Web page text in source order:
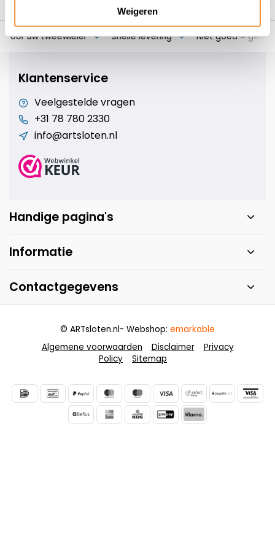
Weigeren
voor uw tweewieler Snelle levering Niet goed = geld
Klantenservice
Veelgestelde vragen
+31 78 780 2330
info@artsloten.nl
Handige pagina's
Informatie
Contactgegevens
Algemene voorwaarden Disclaimer
Privacy
Policy
Sitemap
© ARTsloten.nl- Webshop: emarkable